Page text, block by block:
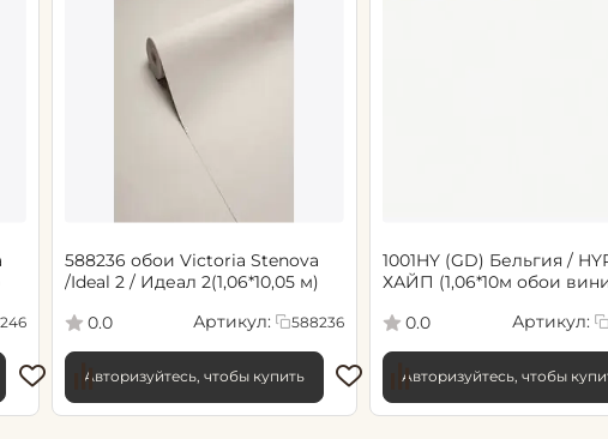
588236 обои Victoria Stenova
/Ideal 2 / Идеал 2(1,06*10,05 м)
0.0
Артикул: 588236
Авторизуйтесь, чтобы купить
1001HY (GD) Бельгия /
ХАЙП (1,06*10м обои
0.0
Артикул:
Авторизуйтесь, чтобы